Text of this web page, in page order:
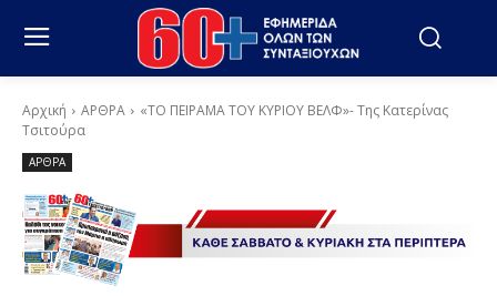
Αρχική ΑΡΘΡΑ
«ΤΟ ΠΕΙΡΑΜΑ ΤΟΥ ΚΥΡΙΟΥ ΒΕΛΦ»- Της Κατερίνας
Τσιτούρα
ΑΡΘΡΑ